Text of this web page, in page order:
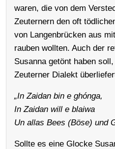
waren, die von dem
Zeuternern den oft
von Langenbrücken aus
rauben wollten. Auch der
Susanna getönt haben
Zeuterner Dialekt
„In Zaidan bin e ghónga,
In Zaidan will e blaiwa
Un allas Bees (Böse) und
Sollte es eine Glocke